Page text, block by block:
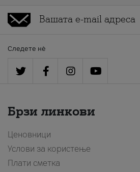
Следете нè
Брзи линкови
Ценовници
Услови за користење
Плати сметка